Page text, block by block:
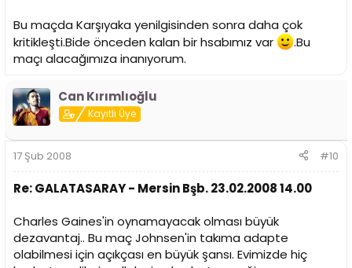
Bu maçda Karşıyaka yenilgisinden sonra daha çok
kritikleşti.Bide önceden kalan bir hsabımız var
.Bu
maçı alacağımıza inanıyorum.
Can Kırımlıoğlu
Kayıtlı Üye
17 Şub 2008 #10
Re: GALATASARAY - Mersin Bşb. 23.02.2008 14.00
Charles Gaines'in oynamayacak olması büyük
dezavantaj.. Bu maç Johnsen'in takıma adapte
olabilmesi için açıkçası en büyük şansı. Evimizde hiç